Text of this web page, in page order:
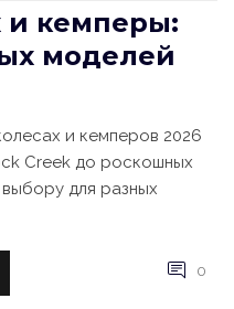
и кемперы:
моделей
и кемперов 2026
Creek до роскошных
для разных
0